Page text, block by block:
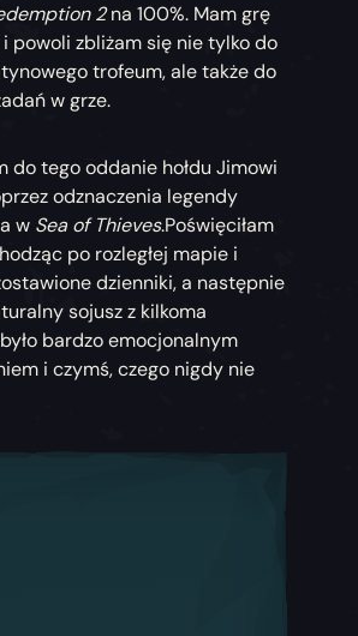
2na 100%. Mam grę
powoli zbliżam się nie tylko do
trofeum, ale także do
w grze.
do tego oddanie hołdu Jimowi
odznaczenia legendy
w Sea of Thieves.Poświęciłam
po rozległej mapie i
dzienniki, a następnie
sojusz z kilkoma
bardzo emocjonalnym
i czymś, czego nigdy nie